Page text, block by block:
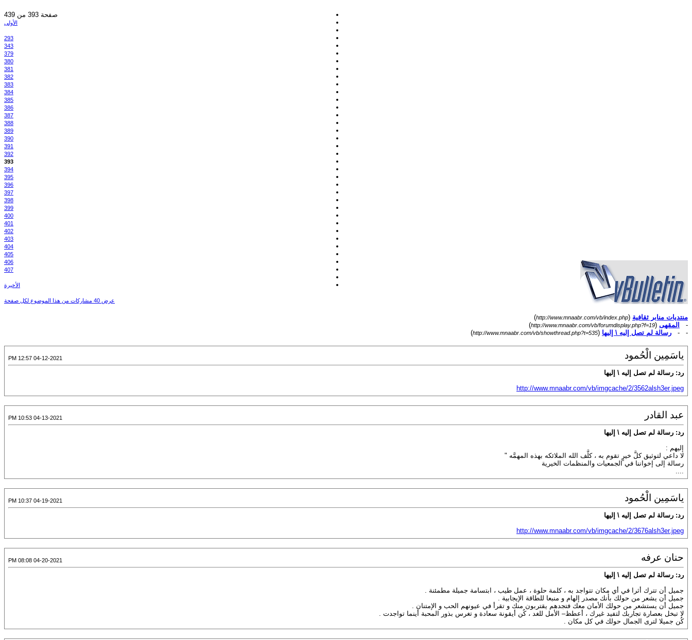
صفحة 393 من 439
الأولى
293
343
379
380
381
382
383
384
385
386
387
388
389
390
391
392
393
394
395
396
397
398
399
400
401
402
403
404
405
406
407
الأخيرة
عرض 40 مشاركات من هذا الموضوع لكل صفحة
منتديات منابر ثقافية (
http://www.mnaabr.com/vb/index.php
)
-
المقهى (
http://www.mnaabr.com/vb/forumdisplay.php?f=19
)
- - رسالة لم تصل إليه \ إليها (
http://www.mnaabr.com/vb/showthread.php?t=535
)
ياسَمِين الْحُمود 04-12-2021 12:57 PM
رد: رسالة لم تصل إليه \ إليها
http://www.mnaabr.com/vb/imgcache/2/3562alsh3er.jpeg
عبد القادر 04-13-2021 10:53 PM
رد: رسالة لم تصل إليه \ إليها
إليهم :
لا داعي لتوثيق كلَّ خيرٍ تقوم به ، كلَّف الله الملائكه بهذه المهمَّه "
رسالة إلى إخواننا في الجمعيات والمنظمات الخيرية
....
ياسَمِين الْحُمود 04-19-2021 10:37 PM
رد: رسالة لم تصل إليه \ إليها
http://www.mnaabr.com/vb/imgcache/2/3676alsh3er.jpeg
حنان عرفه 04-20-2021 08:08 PM
رد: رسالة لم تصل إليه \ إليها
جميل أن تترك أثرا في أي مكان تتواجد به ، كلمة حلوة ، عمل طيب ، ابتسامة جميلة مطمئنة .
جميل أن يشعر من حولك بأنك مصدر إلهام و منبعا للطاقة الإيجابية .
جميل أن يستشعر من حولك الأمان معك فتجدهم يقتربون منك و تقرأ في عيونهم الحب و الإمتنان .
لا تبخل بعصارة تجاربك لتفيد غيرك ، أعطظ– الأمل للغد ، كُن أيقونة سعادة و تغرس بذور المحبة أينما تواجدت .
كُن جميلا لترى الجمال حولك في كل مكان .